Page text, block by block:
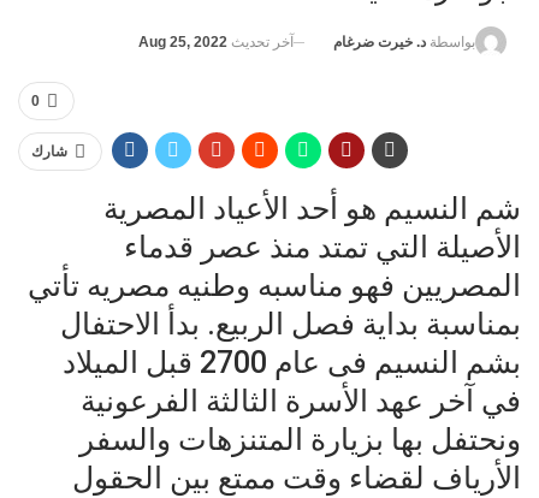
بواسطة د. خيرت ضرغام آخر تحديث Aug 25, 2022
0
شارك
شم النسيم هو أحد الأعياد المصرية
الأصيلة التي تمتد منذ عصر قدماء
المصريين فهو مناسبه وطنيه مصريه تأتي
بمناسبة بداية فصل الربيع. بدأ الاحتفال
بشم النسيم فى عام 2700 قبل الميلاد
في آخر عهد الأسرة الثالثة الفرعونية
ونحتفل بها بزيارة المتنزهات والسفر
الأرياف لقضاء وقت ممتع بين الحقول